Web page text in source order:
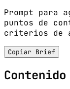
Prompt para
puntos de
criterios de
Copiar Brief
Contenido